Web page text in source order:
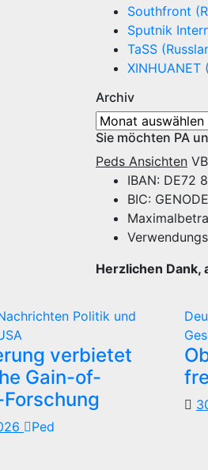
Southfront
Sputnik
TaSS
XINHUANET
Archiv
Archiv
Sie möchten PA
Peds Ansichten
IBAN: DE72
BIC:
Herzlichen Dank,
Politik und
verbietet
Gain-of-
Ped